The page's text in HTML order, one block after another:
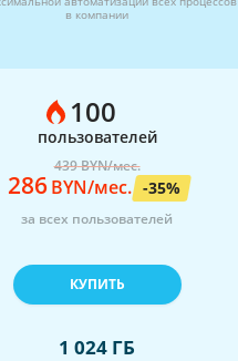
в компании
100
пользователей
439BYN/мес.
286BYN/мес. -35%
за всех пользователей
КУПИТЬ
1 024 ГБ